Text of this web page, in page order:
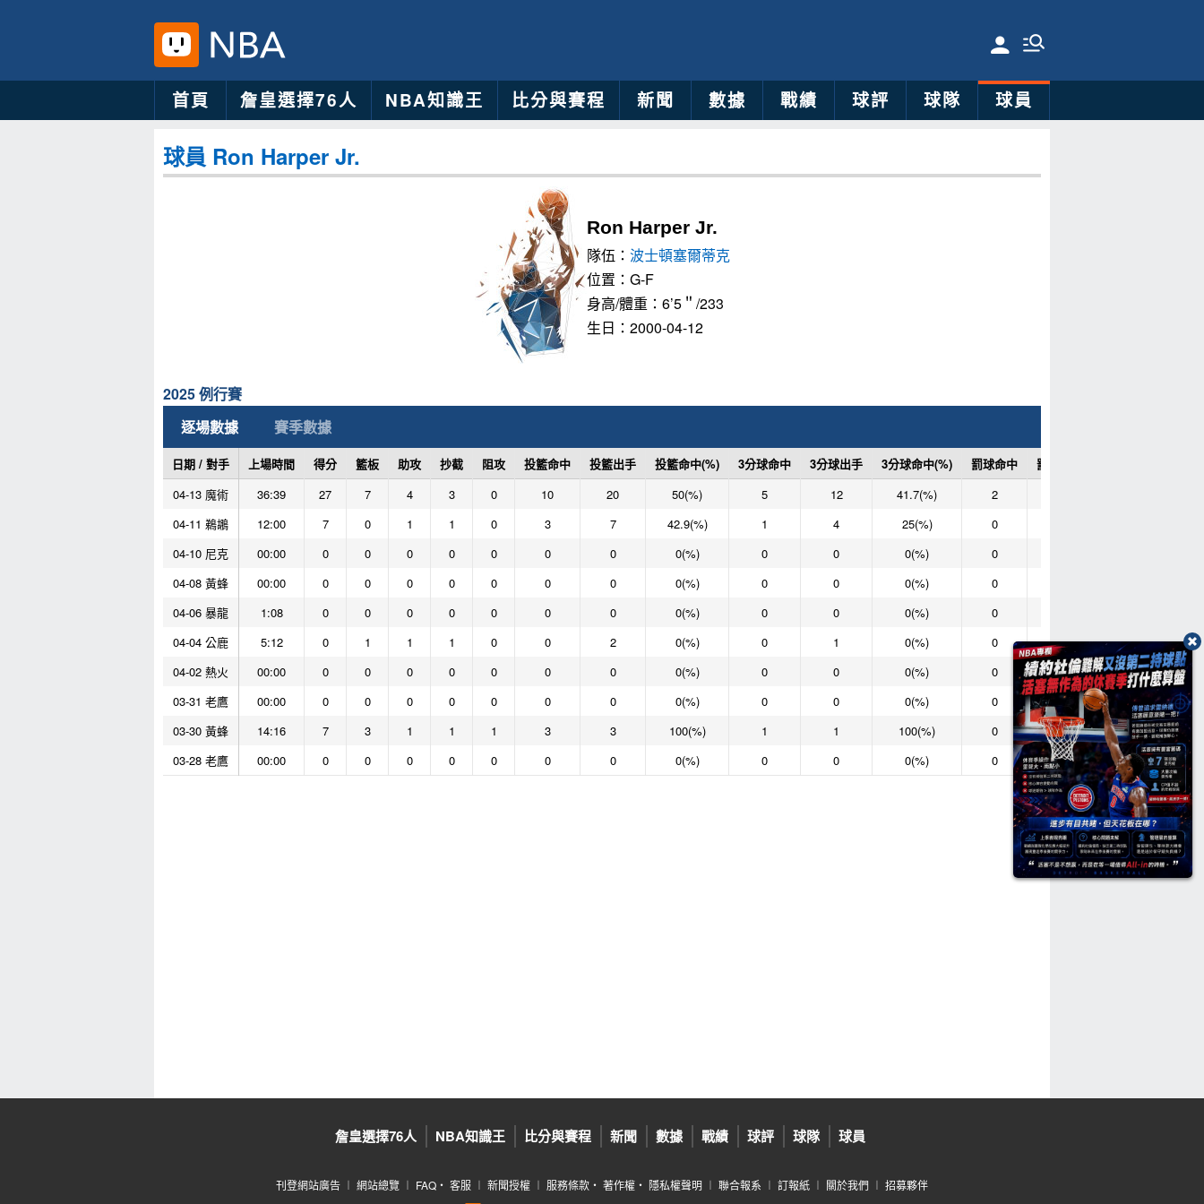
首頁 詹皇選擇76人 NBA知識王 比分與賽程 新聞 數據 戰績 球評 球隊 球員
球員 Ron Harper Jr.
Ron Harper Jr.
隊伍： 波士頓塞爾蒂克
位置：G-F
身高/體重：6’5＂/233
生日：2000-04-12
2025 例行賽
逐場數據
賽季數據
日期 / 對手 上場時間 得分 籃板 助攻 抄截 阻攻 投籃命中 投籃出手 投籃命中(%) 3分球命中 3分球出手 3分球命中(%) 罰球命中 罰球次數
04-13 魔術
36:39 27 7 4 3 0 10 20 50(%) 5 12 41.7(%) 2
04-11 鵜鶘
12:00 7 0 1 1 0 3 7 42.9(%) 1 4 25(%) 0
04-10 尼克
00:00 0 0 0 0 0 0 0 0(%) 0 0 0(%) 0
04-08 黃蜂
00:00 0 0 0 0 0 0 0 0(%) 0 0 0(%) 0
04-06 暴龍
1:08 0 0 0 0 0 0 0 0(%) 0 0 0(%) 0
04-04 公鹿
5:12 0 1 1 1 0 0 2 0(%) 0 1 0(%) 0 0
0(%)
04-02 熱火
00:00 0 0 0 0 0 0 0 0(%) 0 0 0(%) 0 0
0(%)
03-31 老鷹
00:00 0 0 0 0 0 0 0 0(%) 0 0 0(%) 0 0
0(%)
03-30 黃蜂
14:16 7 3 1 1 1 3 3 100(%) 1 1 100(%) 0 0
0(%)
03-28 老鷹
00:00 0 0 0 0 0 0 0 0(%) 0 0 0(%) 0 0 0(%)
詹皇選擇76人 NBA知識王 比分與賽程 新聞 數據 戰績 球評 球隊 球員
刊登網站廣告 ︱ 網站總覽 ︱ FAQ ‧ 客服 ︱ 新聞授權 ︱ 服務條款 ‧ 著作權 ‧ 隱私權聲明 ︱ 聯合報系 ︱ 訂報紙 ︱ 關於我們 ︱ 招募夥伴